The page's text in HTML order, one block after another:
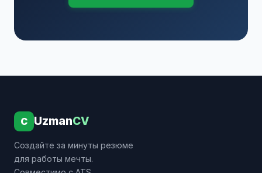
C UzmanCV
Создайте за минуты резюме
для работы мечты.